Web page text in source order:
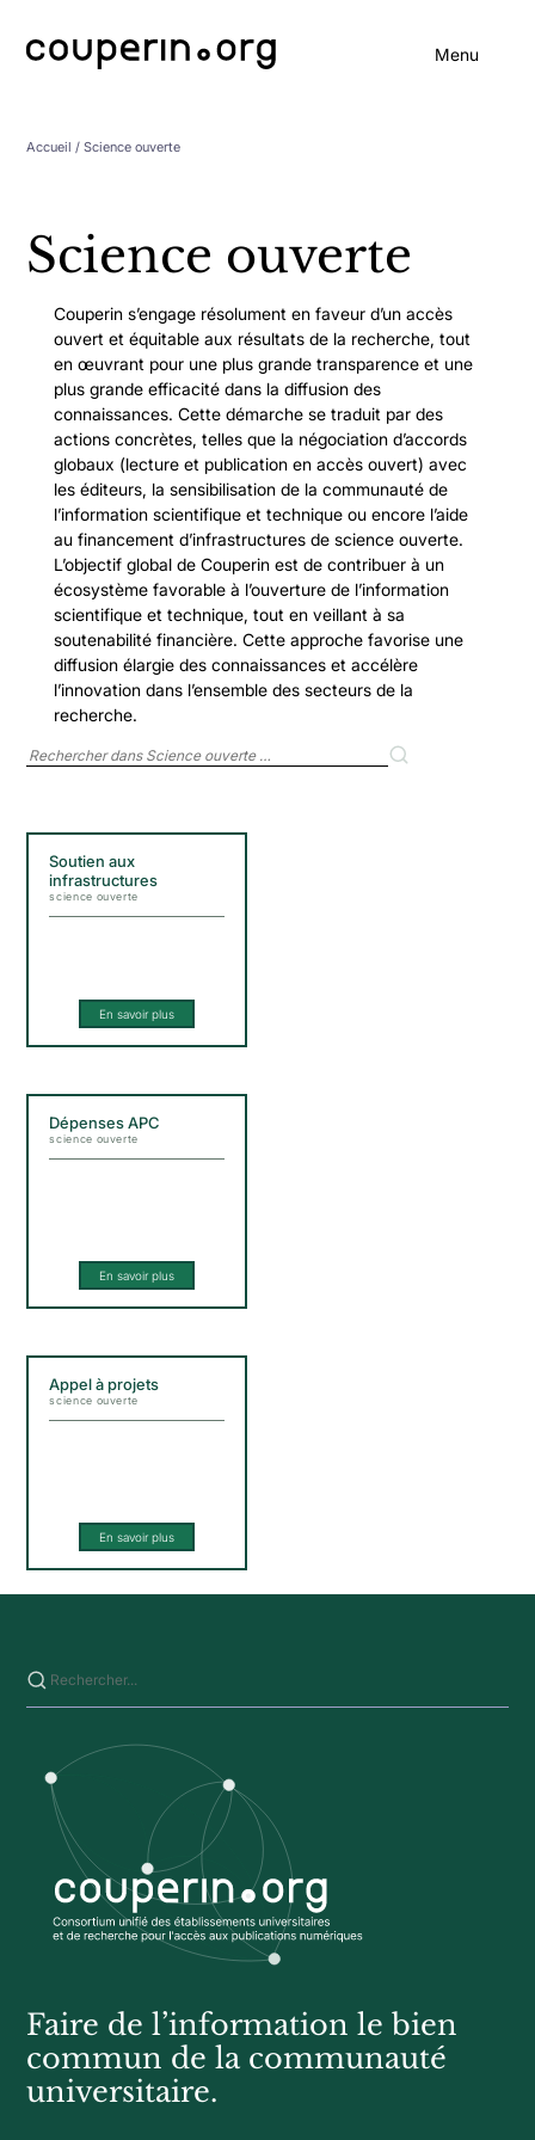
Menu
Accueil / Science ouverte
Science ouverte
Couperin s’engage résolument en faveur d’un accès
ouvert et équitable aux résultats de la recherche, tout
en œuvrant pour une plus grande transparence et une
plus grande efficacité dans la diffusion des
connaissances. Cette démarche se traduit par des
actions concrètes, telles que la négociation d’accords
globaux (lecture et publication en accès ouvert) avec
les éditeurs, la sensibilisation de la communauté de
l’information scientifique et technique ou encore l’aide
au financement d’infrastructures de science ouverte.
L’objectif global de Couperin est de contribuer à un
écosystème favorable à l’ouverture de l’information
scientifique et technique, tout en veillant à sa
soutenabilité financière. Cette approche favorise une
diffusion élargie des connaissances et accélère
l’innovation dans l’ensemble des secteurs de la
recherche.
Rechercher dans les actualités
Soutien aux
infrastructures
science ouverte
En savoir plus
Dépenses APC
science ouverte
En savoir plus
Appel à projets
science ouverte
En savoir plus
Faire de l’information le bien
commun de la communauté
universitaire.